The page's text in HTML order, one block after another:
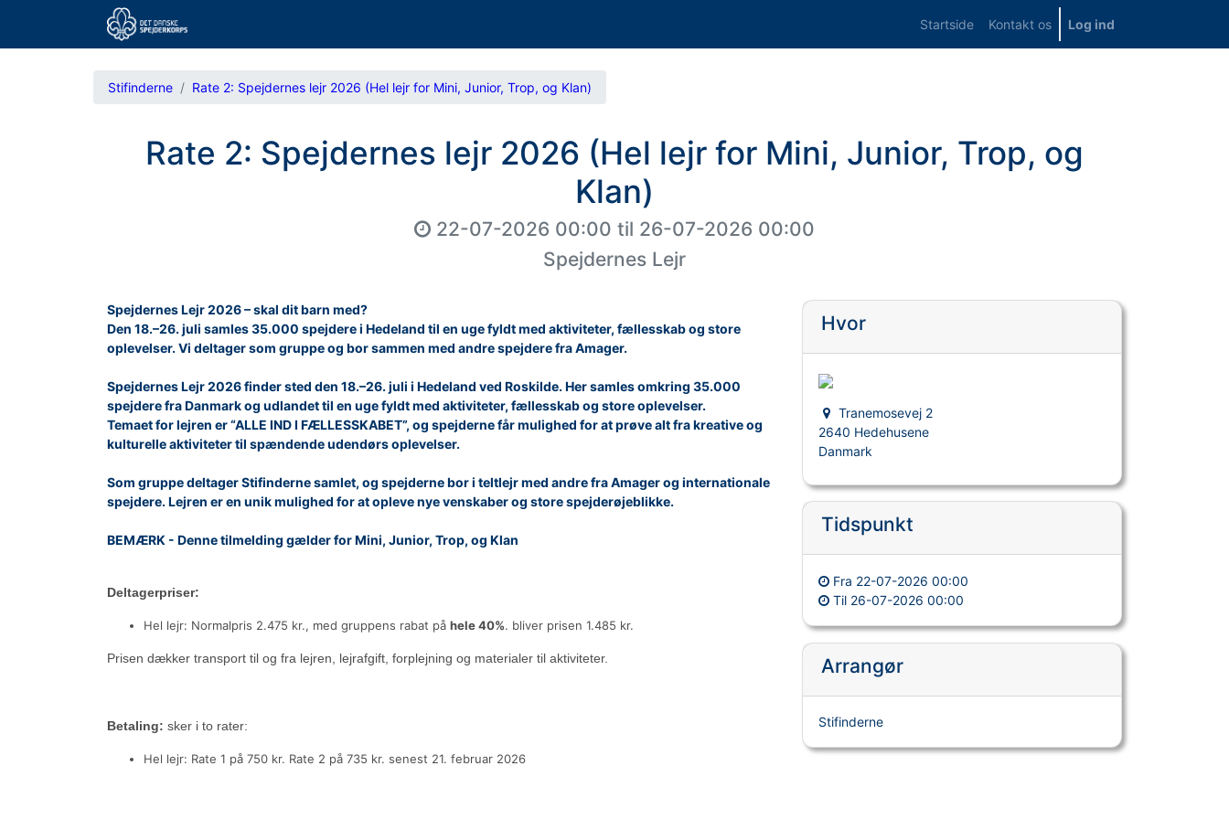
Startside Kontakt os Log ind
Stifinderne Rate 2: Spejdernes lejr 2026 (Hel lejr for Mini, Junior, Trop, og Klan)
Rate 2: Spejdernes lejr 2026 (Hel lejr for Mini, Junior, Trop, og
Klan)
22-07-2026 00:00 til 26-07-2026 00:00
Spejdernes Lejr
Spejdernes Lejr 2026 – skal dit barn med?
Den 18.–26. juli samles 35.000 spejdere i Hedeland til en uge fyldt med aktiviteter, fællesskab og store
oplevelser. Vi deltager som gruppe og bor sammen med andre spejdere fra Amager.
Spejdernes Lejr 2026 finder sted den 18.–26. juli i Hedeland ved Roskilde. Her samles omkring 35.000
spejdere fra Danmark og udlandet til en uge fyldt med aktiviteter, fællesskab og store oplevelser.
Temaet for lejren er “ALLE IND I FÆLLESSKABET”, og spejderne får mulighed for at prøve alt fra kreative og
kulturelle aktiviteter til spændende udendørs oplevelser.
Som gruppe deltager Stifinderne samlet, og spejderne bor i teltlejr med andre fra Amager og internationale
spejdere. Lejren er en unik mulighed for at opleve nye venskaber og store spejderøjeblikke.
BEMÆRK - Denne tilmelding gælder for Mini, Junior, Trop, og Klan
Deltagerpriser:
Hel lejr: Normalpris 2.475 kr., med gruppens rabat på hele 40%. bliver prisen 1.485 kr.
Prisen dækker transport til og fra lejren, lejrafgift, forplejning og materialer til aktiviteter.
Betaling: sker i to rater:
Hel lejr: Rate 1 på 750 kr. Rate 2 på 735 kr. senest 21. februar 2026
Hvor
Tranemosevej 2
2640 Hedehusene
Danmark
Tidspunkt
Fra 22-07-2026 00:00
Til 26-07-2026 00:00
Arrangør
Stifinderne